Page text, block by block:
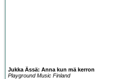
Jukka Ässä: Anna kun mä kerron
Playground Music Finland